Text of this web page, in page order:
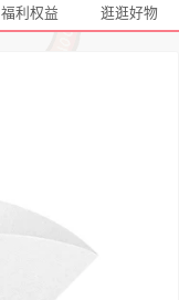
福利权益 逛逛好物